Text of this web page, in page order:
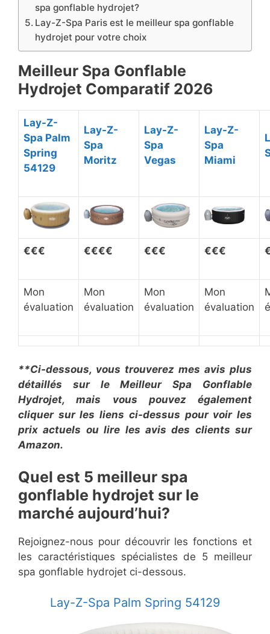
spa gonflable hydrojet?
​Lay-Z-Spa Paris est le meilleur spa gonflable
hydrojet pour votre choix
Meilleur Spa Gonflable
Hydrojet Comparatif 2026
Lay-Z-
Spa Palm
Spring
54129
Lay-Z-
Spa
Moritz
Lay-Z-
Spa
Vegas
Lay-Z-
Spa
Miami
€€€ €€€€ €€€ €€€
Mon
évaluation
Mon
évaluation
Mon
évaluation
Mon
évaluation
**Ci-dessous, vous trouverez mes avis plus
détaillés sur le Meilleur Spa Gonflable
Hydrojet, mais vous pouvez également
cliquer sur les liens ci-dessus pour voir les
prix actuels ou lire les avis des clients sur
Amazon.
Quel est 5 meilleur spa
gonflable hydrojet sur le
marché aujourd’hui?
Rejoignez-nous pour découvrir les fonctions et
les caractéristiques spécialistes de 5 meilleur
spa gonflable hydrojet ci-dessous.
Lay-Z-Spa Palm Spring 54129